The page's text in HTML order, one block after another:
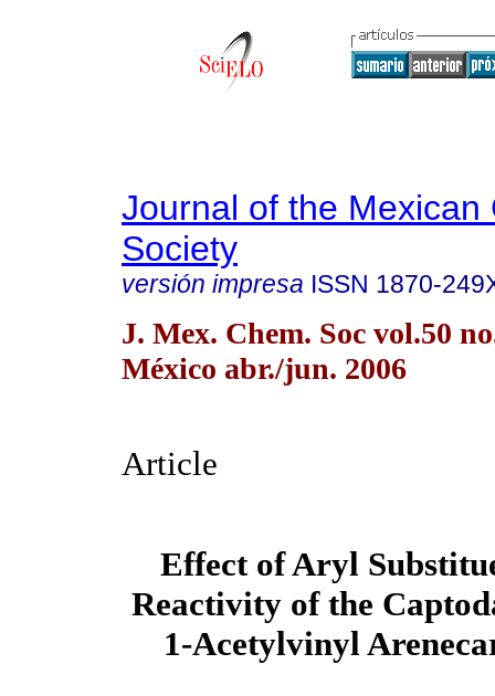
Journal of the Mexican
Society
versión impresa ISSN 1870-
J. Mex. Chem. Soc vol.50
México abr./jun. 2006
Article
Effect of Aryl
Reactivity of the
1-Acetylvinyl